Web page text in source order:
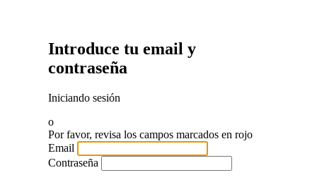
Introduce tu email y
contraseña
Iniciando sesión
o
Por favor, revisa los campos marcados en rojo
Email
Contraseña